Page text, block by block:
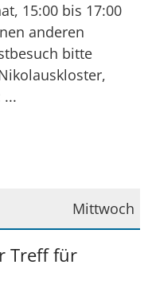
15:00 bis 17:00
anderen
bitte
...
Mittwoch
Treff für